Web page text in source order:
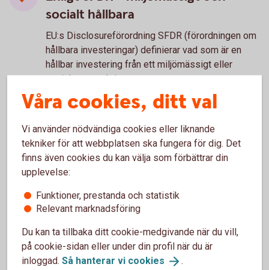
socialt hållbara
EU:s Disclosureförordning SFDR (förordningen om
hållbara investeringar) definierar vad som är en
hållbar investering från ett miljömässigt eller
socialt perspektiv.
En finansiell produkt, till exempel en fond, kan
och bidrar till ett miljömässigt eller socialt mål.
Vid en rådgivning kan du ange hur stor del av
fonden som du vill ska bestå av sådana hållbara
SFDR – EU:sDisclosureförordning
Våra cookies, ditt val
Vi använder nödvändiga cookies eller liknande
tekniker för att webbplatsen ska fungera för dig. Det
finns även cookies du kan välja som förbättrar din
upplevelse:
Funktioner, prestanda och statistik
Relevant marknadsföring
Du kan ta tillbaka ditt cookie-medgivande när du vill,
på cookie-sidan eller under din profil när du är
inloggad. Så hanterar vi cookies .